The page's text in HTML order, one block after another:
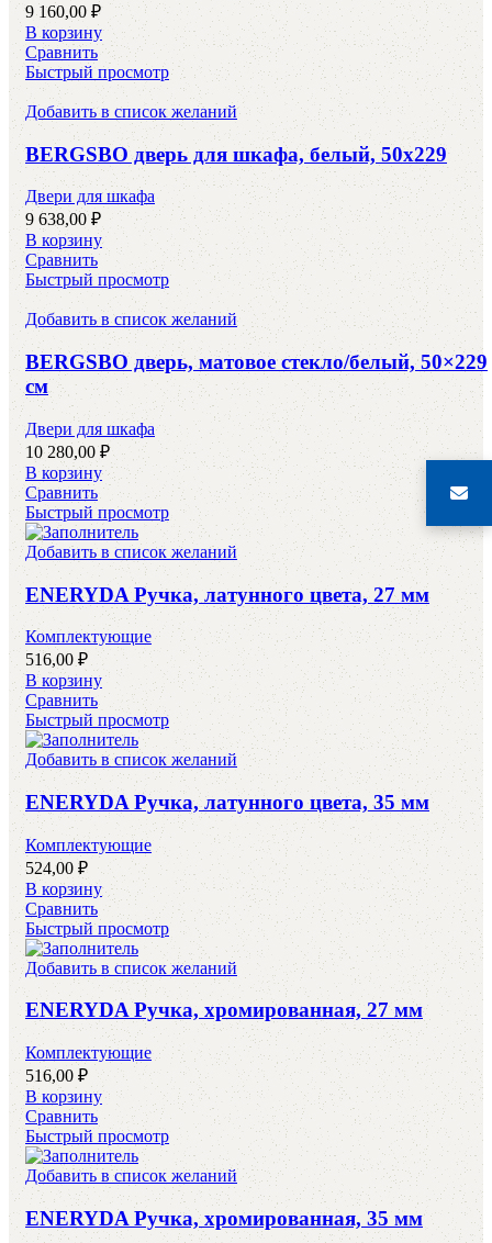
9 160,00 ₽
В корзину
Сравнить
Быстрый просмотр
Добавить в список желаний
BERGSBO дверь для шкафа, белый, 50х229
Двери для шкафа
9 638,00₽
В корзину
Сравнить
Быстрый просмотр
Добавить в список желаний
BERGSBO дверь, матовое стекло/белый, 50×229
см
Двери для шкафа
10 280,00₽
В корзину
Сравнить
Быстрый просмотр
Добавить в список желаний
ENERYDA Ручка, латунного цвета, 27 мм
Комплектующие
516,00 ₽
В корзину
Сравнить
Быстрый просмотр
Добавить в список желаний
ENERYDA Ручка, латунного цвета, 35 мм
Комплектующие
524,00 ₽
В корзину
Сравнить
Быстрый просмотр
Добавить в список желаний
ENERYDA Ручка, хромированная, 27 мм
Комплектующие
516,00 ₽
В корзину
Сравнить
Быстрый просмотр
Добавить в список желаний
ENERYDA Ручка, хромированная, 35 мм